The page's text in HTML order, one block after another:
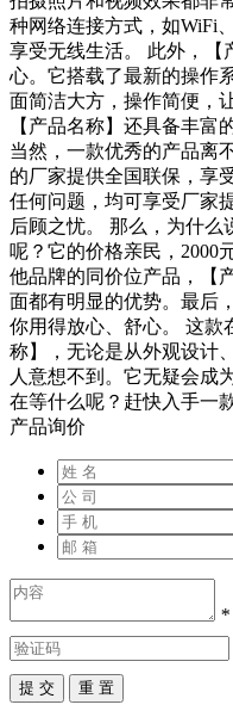
种网络连接方式，如WiFi
享受无线生活。 此外，【
心。它搭载了最新的操作
面简洁大方，操作简便，
【产品名称】还具备丰富
当然，一款优秀的产品离
的厂家提供全国联保，享
任何问题，均可享受厂家
后顾之忧。 那么，为什么
呢？它的价格亲民，2000
他品牌的同价位产品，【
面都有明显的优势。最后
你用得放心、舒心。 这
称】，无论是从外观设计
人意想不到。它无疑会成
在等什么呢？赶快入手一
产品询价
*